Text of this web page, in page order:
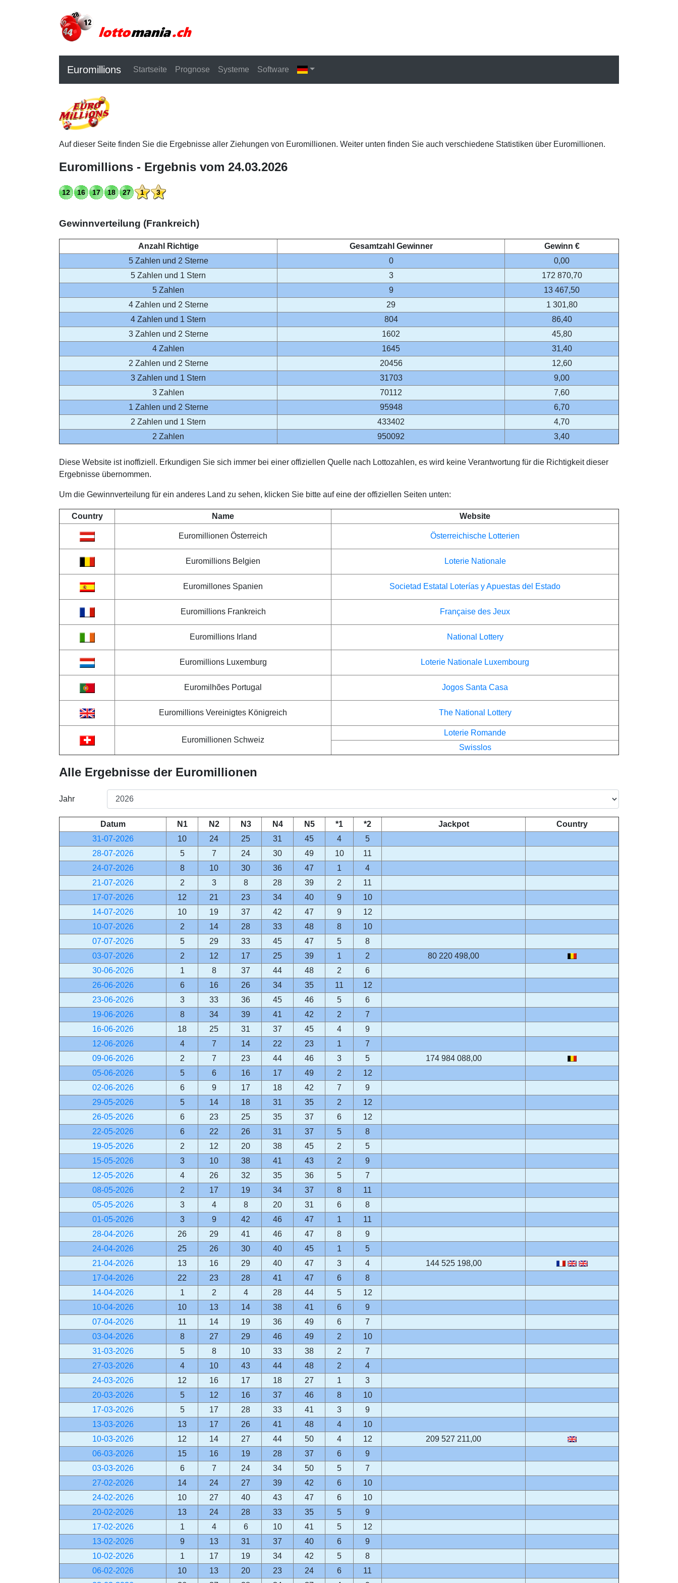
Euromillions Startseite Prognose Systeme Software
Auf dieser Seite finden Sie die Ergebnisse aller Ziehungen von Euromillionen. Weiter unten finden Sie auch verschiedene Statistiken über Euromillionen.
Euromillions - Ergebnis vom 24.03.2026
12 16 17 18 27 1 3
Gewinnverteilung (Frankreich)
Anzahl Richtige Gesamtzahl Gewinner
Gewinn €
5 Zahlen und 2 Sterne
0
0,00
5 Zahlen und 1 Stern
3
172 870,70
5 Zahlen
9
13 467,50
4 Zahlen und 2 Sterne
29
1 301,80
4 Zahlen und 1 Stern
804
86,40
3 Zahlen und 2 Sterne
1602
45,80
4 Zahlen
1645
31,40
2 Zahlen und 2 Sterne
20456
12,60
3 Zahlen und 1 Stern
31703
9,00
3 Zahlen
70112
7,60
1 Zahlen und 2 Sterne
95948
6,70
2 Zahlen und 1 Stern
433402
4,70
2 Zahlen
950092 3,40
Diese Website ist inoffiziell. Erkundigen Sie sich immer bei einer offiziellen Quelle nach Lottozahlen, es wird keine Verantwortung für die Richtigkeit dieser
Ergebnisse übernommen.
Um die Gewinnverteilung für ein anderes Land zu sehen, klicken Sie bitte auf eine der offiziellen Seiten unten:
Country Name Website
Euromillionen Österreich Österreichische Lotterien
Euromillions Belgien Loterie Nationale
Euromillones Spanien Societad Estatal Loterías y Apuestas del Estado
Euromillions Frankreich Française des Jeux
Euromillions Irland National Lottery
Euromillions Luxemburg Loterie Nationale Luxembourg
Euromilhões Portugal Jogos Santa Casa
Euromillions Vereinigtes Königreich The National Lottery
Euromillionen Schweiz
Loterie Romande
Swisslos
Alle Ergebnisse der Euromillionen
Jahr
Datum N1 N2 N3 N4 N5 *1 *2 Jackpot
Country
31-07-2026
10 24 25 31 45 4
5
28-07-2026
5 7 24 30 49 10
11
24-07-2026
8 10 30 36 47 1
4
21-07-2026
2 3 8 28 39 2
11
17-07-2026
12 21 23 34 40 9
10
14-07-2026
10 19 37 42 47 9
12
10-07-2026
2 14 28 33 48 8
10
07-07-2026
5 29 33 45 47 5
8
03-07-2026
2 12 17 25 39 1 2
80 220 498,00
30-06-2026
1 8 37 44 48 2
6
26-06-2026
6 16 26 34 35 11
12
23-06-2026
3 33 36 45 46 5
6
19-06-2026
8 34 39 41 42 2
7
16-06-2026
18 25 31 37 45 4
9
12-06-2026
4 7 14 22 23 1
7
09-06-2026
2 7 23 44 46 3 5
174 984 088,00
05-06-2026
5 6 16 17 49 2
12
02-06-2026
6 9 17 18 42 7
9
29-05-2026
5 14 18 31 35 2
12
26-05-2026
6 23 25 35 37 6
12
22-05-2026
6 22 26 31 37 5
8
19-05-2026
2 12 20 38 45 2
5
15-05-2026
3 10 38 41 43 2
9
12-05-2026
4 26 32 35 36 5
7
08-05-2026
2 17 19 34 37 8
11
05-05-2026
3 4 8 20 31 6
8
01-05-2026
3 9 42 46 47 1
11
28-04-2026
26 29 41 46 47 8
9
24-04-2026
25 26 30 40 45 1
5
21-04-2026
13 16 29 40 47 3 4
144 525 198,00
17-04-2026
22 23 28 41 47 6
8
14-04-2026
1 2 4 28 44 5
12
10-04-2026
10 13 14 38 41 6
9
07-04-2026
11 14 19 36 49 6
7
03-04-2026
8 27 29 46 49 2
10
31-03-2026
5 8 10 33 38 2
7
27-03-2026
4 10 43 44 48 2
4
24-03-2026
12 16 17 18 27 1
3
20-03-2026
5 12 16 37 46 8
10
17-03-2026
5 17 28 33 41 3
9
13-03-2026
13 17 26 41 48 4
10
10-03-2026
12 14 27 44 50 4 12
209 527 211,00
06-03-2026
15 16 19 28 37 6
9
03-03-2026
6 7 24 34 50 5
7
27-02-2026
14 24 27 39 42 6
10
24-02-2026
10 27 40 43 47 6
10
20-02-2026
13 24 28 33 35 5
9
17-02-2026
1 4 6 10 41 5
12
13-02-2026
9 13 31 37 40 6
9
10-02-2026
1 17 19 34 42 5
8
06-02-2026
10 13 20 23 24 6
11